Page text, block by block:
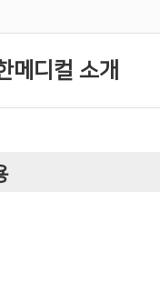
메디컬 소개